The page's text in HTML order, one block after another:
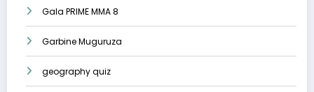
Gala PRIME MMA 8
Garbine Muguruza
geography quiz